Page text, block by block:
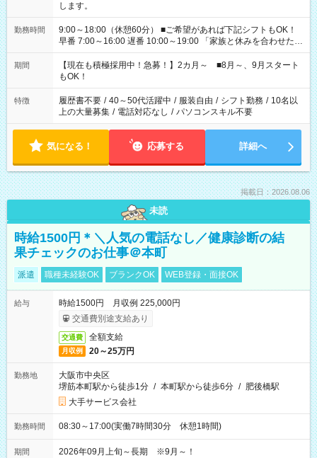
します。
勤務時間
9:00～18:00（休憩60分） ■ご希望があれば下記シフトもOK！
早番 7:00～16:00 遅番 10:00～19:00 「家族と休みを合わせた
い」 「余裕を持って夕飯の準備がしたい」 「できれば残業はし
たくない」 など、ご希望を教えてくださいね。 ※Wワーク希望
の方へ 今ご覧のお仕事で希望する勤務時間と、もう1つのお仕事
の勤務時間。 合計で週40時間を超える場合は応募できません。
期間
【現在も積極採用中！急募！】2カ月～ ■8月～、9月スタート
もOK！
特徴 履歴書不要 / 40～50代活躍中 / 服装自由 / シフト勤務 / 10名以
上の大量募集 / 電話対応なし / パソコンスキル不要
気になる！ 応募する 詳細へ
掲載日：2026.08.06
未読
時給1500円＊＼人気の電話なし／健康診断の結
果チェックのお仕事＠本町
派遣 職種未経験OK ブランクOK WEB登録・面接OK
給与
時給1500円 月収例 225,000円
交通費別途支給あり
交通費 全額支給
月収例 20～25万円
勤務地
大阪市中央区
堺筋本町駅から徒歩1分 / 本町駅から徒歩6分 / 肥後橋駅
大手サービス会社
勤務時間 08:30～17:00(実働7時間30分 休憩1時間)
期間 2026年09月上旬～長期 ※9月～！